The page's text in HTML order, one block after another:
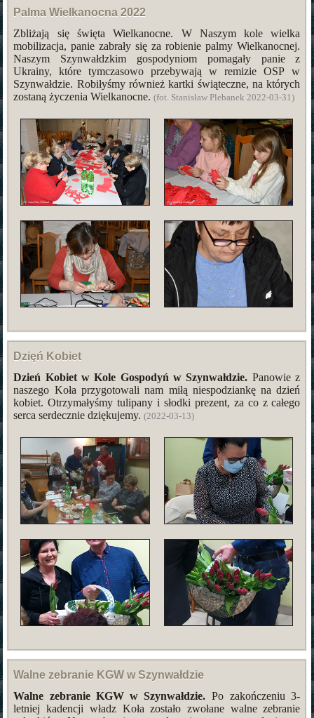
Palma Wielkanocna 2022
Zbliżają się święta Wielkanocne. W Naszym kole wielka
mobilizacja, panie zabrały się za robienie palmy Wielkanocnej.
Naszym Szynwałdzkim gospodyniom pomagały panie z
Ukrainy, które tymczasowo przebywają w remizie OSP w
Szynwałdzie. Robiłyśmy również kartki świąteczne, na których
zostaną życzenia Wielkanocne.(fot. Stanisław Plebanek 2022-03-31)
Dzięń Kobiet
Dzień Kobiet w Kole Gospodyń w Szynwałdzie. Panowie z
naszego Koła przygotowali nam miłą niespodziankę na dzień
kobiet. Otrzymałyśmy tulipany i słodki prezent, za co z całego
serca serdecznie dziękujemy.(2022-03-13)
Walne zebranie KGW w Szynwałdzie
Walne zebranie KGW w Szynwałdzie. Po zakończeniu 3-
letniej kadencji władz Koła zostało zwołane walne zebranie